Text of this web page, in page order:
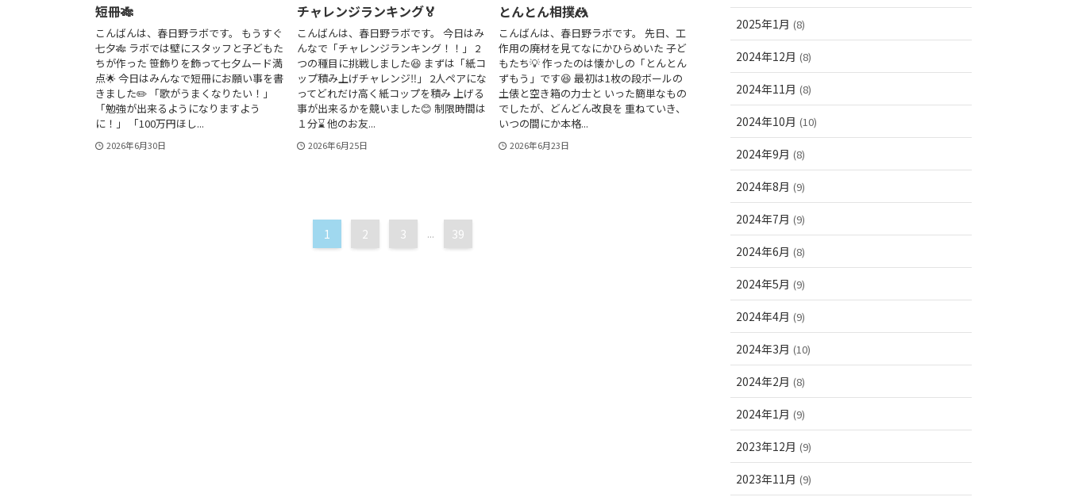
短冊🎋
こんばんは、春日野ラボです。 もうすぐ
七夕🎋 ラボでは壁にスタッフと子どもた
ちが作った 笹飾りを飾って七夕ムード満
点🌟 今日はみんなで短冊にお願い事を書
きました✏️ 「歌がうまくなりたい！」
「勉強が出来るようになりますよう
に！」 「100万円ほし...
2026年6月30日
チャレンジランキング🏅
こんばんは、春日野ラボです。 今日はみ
んなで「チャレンジランキング！！」 2
つの種目に挑戦しました😆 まずは「紙コ
ップ積み上げチャレンジ‼」 2人ペアにな
ってどれだけ高く紙コップを積み 上げる
事が出来るかを競いました😊 制限時間は
１分⌛ 他のお友...
2026年6月25日
とんとん相撲🤼
こんばんは、春日野ラボです。 先日、工
作用の廃材を見てなにかひらめいた 子ど
もたち💡 作ったのは懐かしの「とんとん
ずもう」です😆 最初は1枚の段ボールの
土俵と空き箱の力士と いった簡単なもの
でしたが、どんどん改良を 重ねていき、
いつの間にか本格...
2026年6月23日
1 2 3 ... 39
2025年1月 (8)
2024年12月 (8)
2024年11月 (8)
2024年10月 (10)
2024年9月 (8)
2024年8月 (9)
2024年7月 (9)
2024年6月 (8)
2024年5月 (9)
2024年4月 (9)
2024年3月 (10)
2024年2月 (8)
2024年1月 (9)
2023年12月 (9)
2023年11月 (9)